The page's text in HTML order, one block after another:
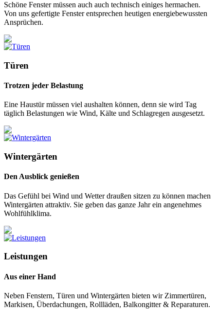
Schöne Fenster müssen auch auch technisch einiges hermachen.
Von uns gefertigte Fenster entsprechen heutigen energiebewussten
Ansprüchen.
Türen
Trotzen jeder Belastung
Eine Haustür müssen viel aushalten können, denn sie wird Tag
täglich Belastungen wie Wind, Kälte und Schlagregen ausgesetzt.
Wintergärten
Den Ausblick genießen
Das Gefühl bei Wind und Wetter draußen sitzen zu können machen
Wintergärten attraktiv. Sie geben das ganze Jahr ein angenehmes
Wohlfühlklima.
Leistungen
Aus einer Hand
Neben Fenstern, Türen und Wintergärten bieten wir Zimmertüren,
Markisen, Überdachungen, Rollläden, Balkongitter & Reparaturen.